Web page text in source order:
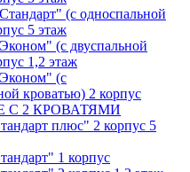
(с односпальной
5 этаж
(с двуспальной
1,2 этаж
(с
кроватью) 2 корпус
2 КРОВАТЯМИ
плюс" 2 корпус 5
1 корпус